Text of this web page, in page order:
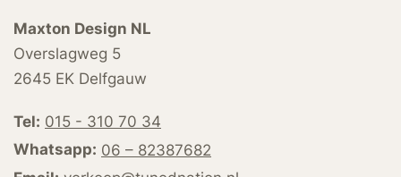
Maxton Design NL
Overslagweg 5
2645 EK Delfgauw
Tel: 015 - 310 70 34
Whatsapp: 06 – 82387682